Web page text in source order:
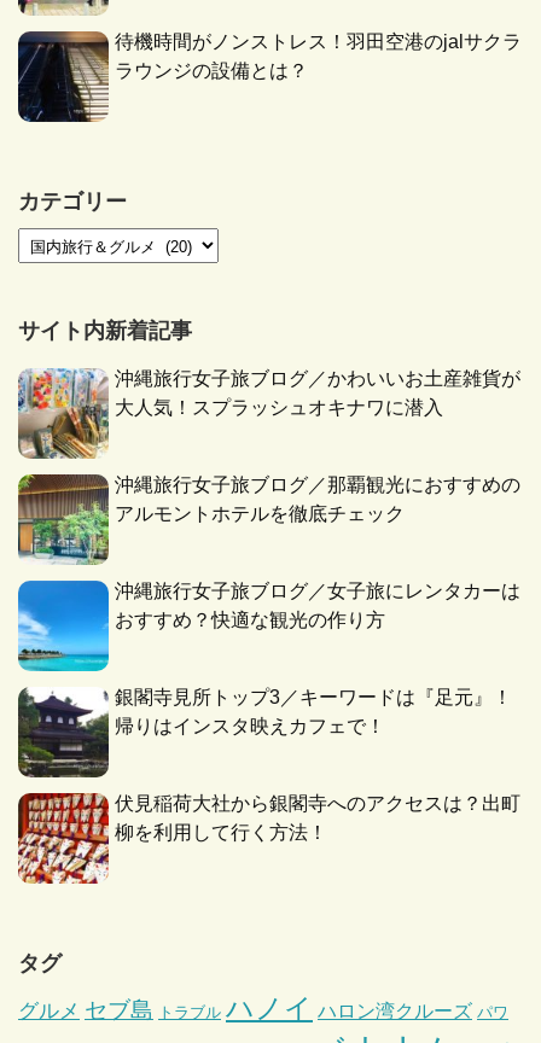
待機時間がノンストレス！羽田空港のjalサクラ
ラウンジの設備とは？
カテゴリー
サイト内新着記事
沖縄旅行女子旅ブログ／かわいいお土産雑貨が
大人気！スプラッシュオキナワに潜入
沖縄旅行女子旅ブログ／那覇観光におすすめの
アルモントホテルを徹底チェック
沖縄旅行女子旅ブログ／女子旅にレンタカーは
おすすめ？快適な観光の作り方
銀閣寺見所トップ3／キーワードは『足元』！
帰りはインスタ映えカフェで！
伏見稲荷大社から銀閣寺へのアクセスは？出町
柳を利用して行く方法！
タグ
グルメ セブ島 トラブル ハノイ ハロン湾クルーズ パワ